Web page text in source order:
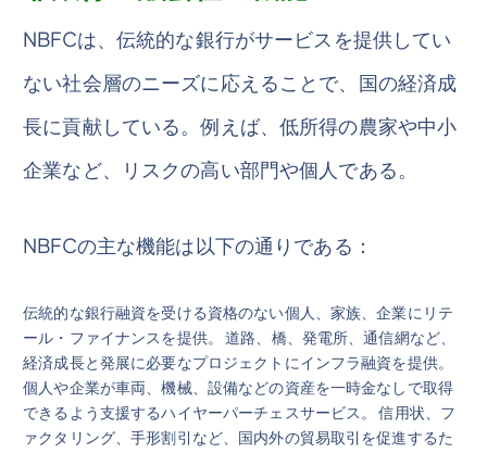
NBFCは、伝統的な銀行がサービスを提供してい
ない社会層のニーズに応えることで、国の経済成
長に貢献している。例えば、低所得の農家や中小
企業など、リスクの高い部門や個人である。
NBFCの主な機能は以下の通りである：
伝統的な銀行融資を受ける資格のない個人、家族、企業にリテ
ール・ファイナンスを提供。 道路、橋、発電所、通信網など、
経済成長と発展に必要なプロジェクトにインフラ融資を提供。
個人や企業が車両、機械、設備などの資産を一時金なしで取得
できるよう支援するハイヤーパーチェスサービス。 信用状、フ
ァクタリング、手形割引など、国内外の貿易取引を促進するた